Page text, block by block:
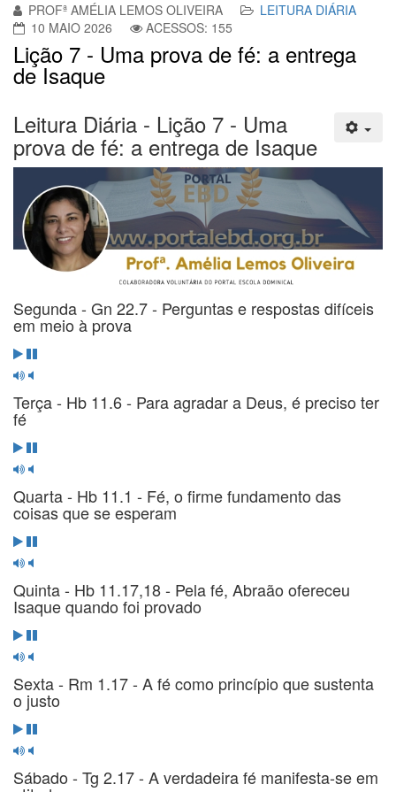
PROFª AMÉLIA LEMOS OLIVEIRA
LEITURA DIÁRIA
10 MAIO 2026
ACESSOS: 155
Lição 7 - Uma prova de fé: a entrega
de Isaque
Leitura Diária - Lição 7 - Uma
prova de fé: a entrega de Isaque
Segunda - Gn 22.7 - Perguntas e respostas difíceis
em meio à prova
Terça - Hb 11.6 - Para agradar a Deus, é preciso ter
fé
Quarta - Hb 11.1 - Fé, o firme fundamento das
coisas que se esperam
Quinta - Hb 11.17,18 - Pela fé, Abraão ofereceu
Isaque quando foi provado
Sexta - Rm 1.17 - A fé como princípio que sustenta
o justo
Sábado - Tg 2.17 - A verdadeira fé manifesta-se em